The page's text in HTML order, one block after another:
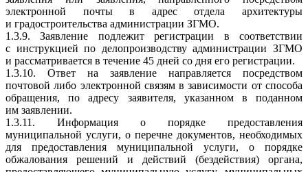
электронной почты в адрес отдела архитектуры
и градостроительства администрации ЗГМО.
1.3.9. Заявление подлежит регистрации в соответствии
с инструкцией по делопроизводству администрации ЗГМО
и рассматривается в течение 45 дней со дня его регистрации.
1.3.10. Ответ на заявление направляется посредством
почтовой либо электронной связям в зависимости от способа
обращения, по адресу заявителя, указанном в поданном
им заявлении.
1.3.11. Информация о порядке предоставления
муниципальной услуги, о перечне документов, необходимых
для предоставления муниципальной услуги, о порядке
обжалования решений и действий (бездействия) органа,